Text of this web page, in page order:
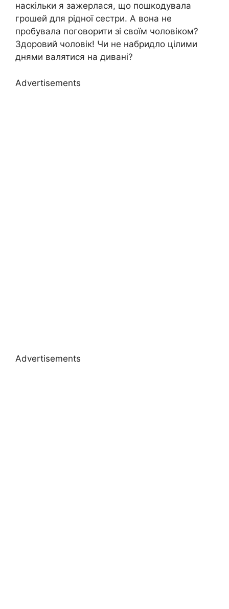
наскільки я зажерлася, що пошкодувала
грошей для рідної сестри. А вона не
пробувала поговорити зі своїм чоловіком?
Здоровий чоловік! Чи не набридло цілими
днями валятися на дивані?
Advertisements
Advertisements